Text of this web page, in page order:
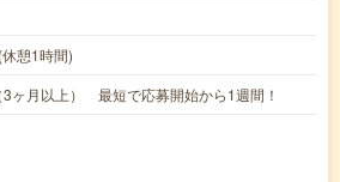
憩1時間)
ヶ月以上） 最短で応募開始から1週間！